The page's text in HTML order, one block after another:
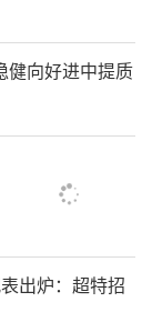
健向好进中提质
出炉：超特招